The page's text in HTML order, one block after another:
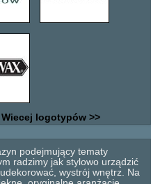
Wiecej logotypów >>
podejmujący tematy
radzimy jak stylowo urządzić
wystrój wnętrz. Na